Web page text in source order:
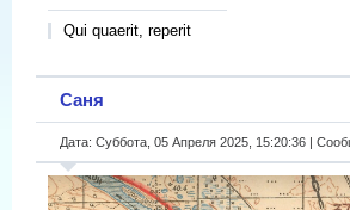
Qui quaerit, reperit
Саня
Дата: Суббота, 05 Апреля 2025, 15:20:36 |